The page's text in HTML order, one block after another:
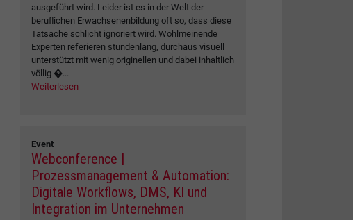
ausgeführt wird. Leider ist es in der Welt der
beruflichen Erwachsenenbildung oft so, dass diese
Tatsache schlicht ignoriert wird. Wohlmeinende
Experten referieren stundenlang, durchaus visuell
unterstützt mit wenig originellen und dabei inhaltlich
völlig �...
Weiterlesen
Event
Webconference |
Prozessmanagement & Automation:
Digitale Workflows, DMS, KI und
Integration im Unternehmen